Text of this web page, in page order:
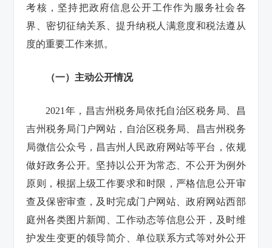
考核，坚持把政府信息公开工作作为服务社会各
界、密切征纳关系、提升纳税人满意度和税法遵从
度的重要工作来抓。
（一）主动公开情况
2021年，昌吉州税务局依托自治区税务局、昌
吉州税务局门户网站，自治区税务局、昌吉州税务
局微信公众号，昌吉州人民政府网站等平台，依规
做好政务公开。坚持以公开为常态、不公开为例外
原则，根据上级工作要求和时限，严格信息公开审
查及保密审查，及时完成门户网站、政府网站西部
庭州各类图片新闻、工作动态等信息公开，及时维
护发生变更的领导简介、单位联系方式等对外公开